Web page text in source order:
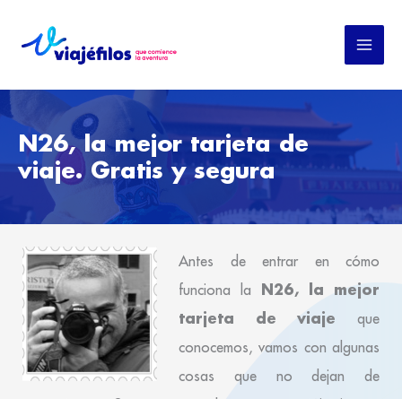
N26, la mejor tarjeta de
viaje. Gratis y segura
Antes de entrar en cómo
funciona la N26, la mejor
tarjeta de viaje que
conocemos, vamos con algunas
cosas que no dejan de